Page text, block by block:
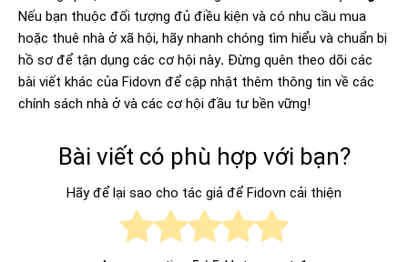
Nếu bạn thuộc đối tượng đủ điều kiện và có nhu cầu mua
hoặc thuê nhà ở xã hội, hãy nhanh chóng tìm hiểu và chuẩn bị
hồ sơ để tận dụng các cơ hội này. Đừng quên theo dõi các
bài viết khác của Fidovn để cập nhật thêm thông tin về các
chính sách nhà ở và các cơ hội đầu tư bền vững!
Bài viết có phù hợp với bạn?
Hãy để lại sao cho tác giả để Fidovn cải thiện